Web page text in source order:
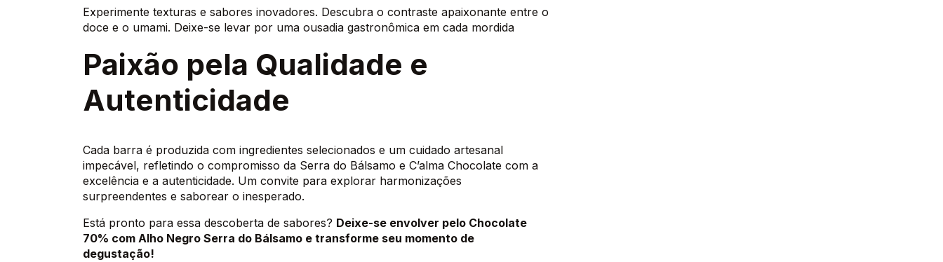
Experimente texturas e sabores inovadores. Descubra o contraste apaixonante entre o
doce e o umami. Deixe-se levar por uma ousadia gastronômica em cada mordida
Paixão pela Qualidade e
Autenticidade
Cada barra é produzida com ingredientes selecionados e um cuidado artesanal
impecável, refletindo o compromisso da Serra do Bálsamo e C’alma Chocolate com a
excelência e a autenticidade. Um convite para explorar harmonizações
surpreendentes e saborear o inesperado.
Está pronto para essa descoberta de sabores? Deixe-se envolver pelo Chocolate
70% com Alho Negro Serra do Bálsamo e transforme seu momento de
degustação!